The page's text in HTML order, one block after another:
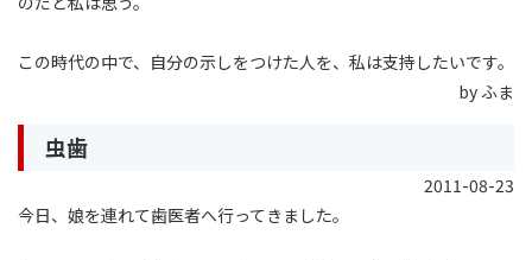
この時代の中で、自分の示しをつけた人を、私は支持したいです。
by ふま
虫歯
2011-08-23
今日、娘を連れて歯医者へ行ってきました。